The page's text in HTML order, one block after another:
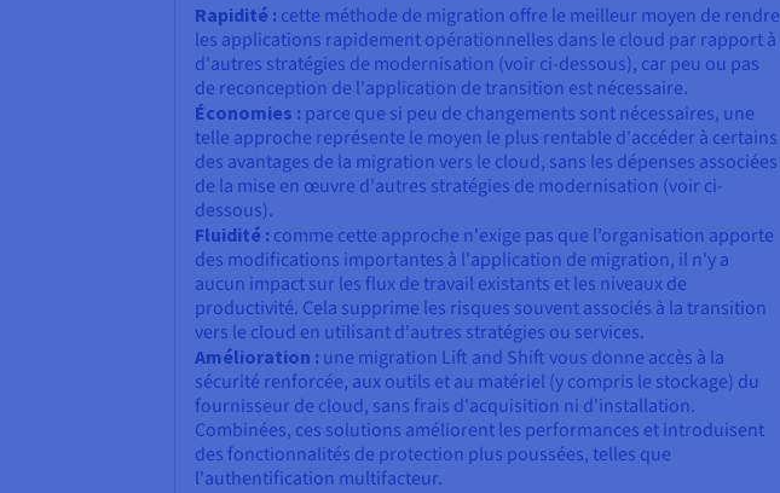
Rapidité : cette méthode de migration offre le meilleur moyen de rendre
les applications rapidement opérationnelles dans le cloud par rapport à
d'autres stratégies de modernisation (voir ci-dessous), car peu ou pas
de reconception de l'application de transition est nécessaire.
Économies : parce que si peu de changements sont nécessaires, une
telle approche représente le moyen le plus rentable d'accéder à certains
des avantages de la migration vers le cloud, sans les dépenses associées
de la mise en œuvre d'autres stratégies de modernisation (voir ci-
dessous).
Fluidité : comme cette approche n'exige pas que l’organisation apporte
des modifications importantes à l'application de migration, il n'y a
aucun impact sur les flux de travail existants et les niveaux de
productivité. Cela supprime les risques souvent associés à la transition
vers le cloud en utilisant d'autres stratégies ou services.
Amélioration : une migration Lift and Shift vous donne accès à la
sécurité renforcée, aux outils et au matériel (y compris le stockage) du
fournisseur de cloud, sans frais d'acquisition ni d'installation.
Combinées, ces solutions améliorent les performances et introduisent
des fonctionnalités de protection plus poussées, telles que
l'authentification multifacteur.